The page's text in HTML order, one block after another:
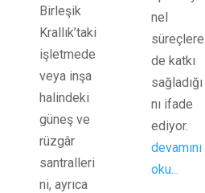
Birleşik
Krallık’taki
işletmede
veya inşa
halindeki
güneş ve
rüzgâr
santralleri
ni, ayrıca
nel
süreçlere
de katkı
sağladığı
nı ifade
ediyor.
devamını
oku...